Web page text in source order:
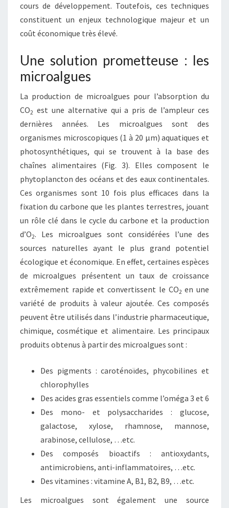
cours de développement. Toutefois, ces techniques
constituent un enjeux technologique majeur et un
coût économique très élevé.
Une solution prometteuse : les
microalgues
La production de microalgues pour l’absorption du
CO2 est une alternative qui a pris de l’ampleur ces
dernières années. Les microalgues sont des
organismes microscopiques (1 à 20 µm) aquatiques et
photosynthétiques, qui se trouvent à la base des
chaînes alimentaires (Fig. 3). Elles composent le
phytoplancton des océans et des eaux continentales.
Ces organismes sont 10 fois plus efficaces dans la
fixation du carbone que les plantes terrestres, jouant
un rôle clé dans le cycle du carbone et la production
d’O2. Les microalgues sont considérées l’une des
sources naturelles ayant le plus grand potentiel
écologique et économique. En effet, certaines espèces
de microalgues présentent un taux de croissance
extrêmement rapide et convertissent le CO2 en une
variété de produits à valeur ajoutée. Ces composés
peuvent être utilisés dans l’industrie pharmaceutique,
chimique, cosmétique et alimentaire. Les principaux
produits obtenus à partir des microalgues sont :
Des pigments : caroténoïdes, phycobilines et
chlorophylles
Des acides gras essentiels comme l’oméga 3 et 6
Des mono- et polysaccharides : glucose,
galactose, xylose, rhamnose, mannose,
arabinose, cellulose, …etc.
Des composés bioactifs : antioxydants,
antimicrobiens, anti-inflammatoires, …etc.
Des vitamines : vitamine A, B1, B2, B9, …etc.
Les microalgues sont également une source